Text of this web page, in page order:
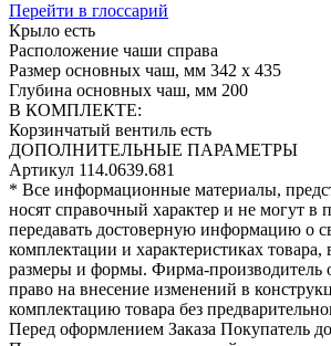
Перейти в глоссарий
Крыло есть
Расположение чаши справа
Размер основных чаш, мм 342 х 435
Глубина основных чаш, мм 200
В КОМПЛЕКТЕ:
Корзинчатый вентиль есть
ДОПОЛНИТЕЛЬНЫЕ ПАРАМЕТРЫ
Артикул 114.0639.681
* Все информационные материалы,
носят справочный характер и не могут в
передавать достоверную информацию о
комплектации и характеристиках товара,
размеры и формы. Фирма-производитель
право на внесение изменений в
комплектацию товара без
Перед оформлением Заказа Покупатель